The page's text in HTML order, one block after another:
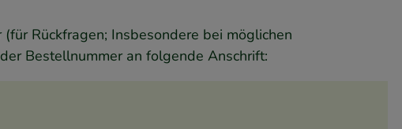
Rückfragen; Insbesondere bei möglichen
Bestellnummer an folgende Anschrift: